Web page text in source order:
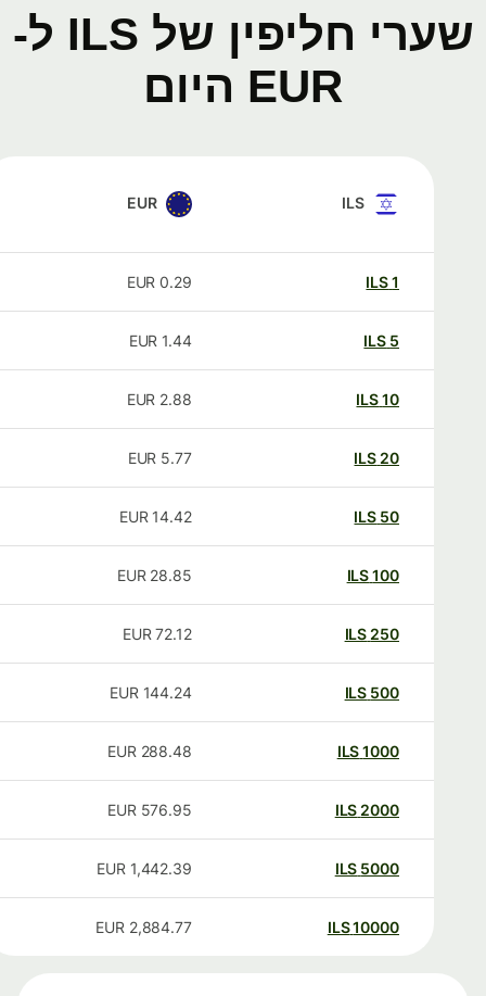
שערי חליפין של ILS ל-
EUR היום
ILS
EUR
ILS
0.29
EUR
ILS
1.44
EUR
ILS
2.88
EUR
20
ILS
5.77
EUR
50
ILS
14.42
EUR
100
ILS
28.85
EUR
250
ILS
72.12
EUR
500
ILS
144.24
EUR
1000
ILS
288.48
EUR
2000
ILS
576.95
EUR
5000
ILS
1,442.39
EUR
10000
ILS
2,884.77
EUR